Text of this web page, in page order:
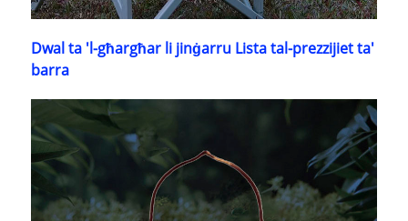
Dwal ta 'l-għargħar li jinġarru Lista tal-prezzijiet ta'
barra